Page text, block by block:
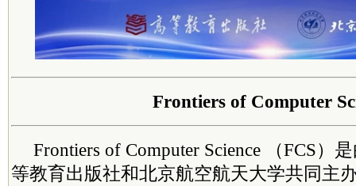
Frontiers of Computer
Frontiers of Computer Science （FCS）
等教育出版社和北京航空航天大学共同主